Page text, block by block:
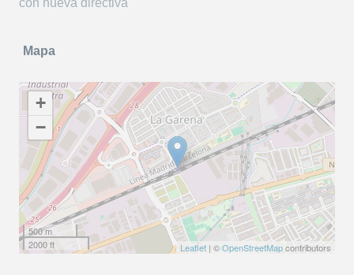
con nueva directiva
Mapa
+
−
500 m
2000 ft
Leaflet | ©OpenStreetMapcontributors